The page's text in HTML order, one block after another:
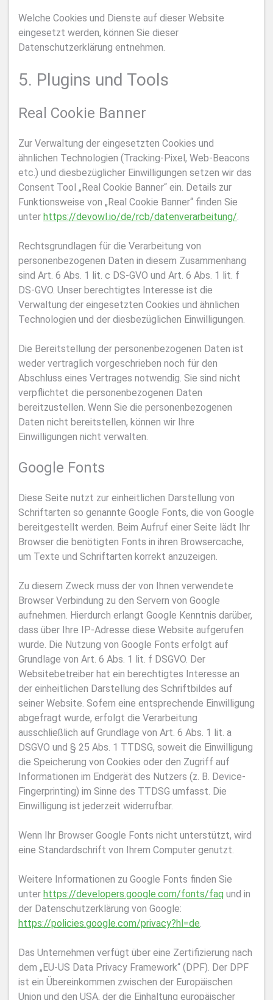
Welche Cookies und Dienste auf dieser Website
eingesetzt werden, können Sie dieser
Datenschutzerklärung entnehmen.
5. Plugins und Tools
Real Cookie Banner
Zur Verwaltung der eingesetzten Cookies und
ähnlichen Technologien (Tracking-Pixel, Web-Beacons
etc.) und diesbezüglicher Einwilligungen setzen wir das
Consent Tool „Real Cookie Banner“ ein. Details zur
Funktionsweise von „Real Cookie Banner“ finden Sie
unter https://devowl.io/de/rcb/datenverarbeitung/.
Rechtsgrundlagen für die Verarbeitung von
personenbezogenen Daten in diesem Zusammenhang
sind Art. 6 Abs. 1 lit. c DS-GVO und Art. 6 Abs. 1 lit. f
DS-GVO. Unser berechtigtes Interesse ist die
Verwaltung der eingesetzten Cookies und ähnlichen
Technologien und der diesbezüglichen Einwilligungen.
Die Bereitstellung der personenbezogenen Daten ist
weder vertraglich vorgeschrieben noch für den
Abschluss eines Vertrages notwendig. Sie sind nicht
verpflichtet die personenbezogenen Daten
bereitzustellen. Wenn Sie die personenbezogenen
Daten nicht bereitstellen, können wir Ihre
Einwilligungen nicht verwalten.
Google Fonts
Diese Seite nutzt zur einheitlichen Darstellung von
Schriftarten so genannte Google Fonts, die von Google
bereitgestellt werden. Beim Aufruf einer Seite lädt Ihr
Browser die benötigten Fonts in ihren Browsercache,
um Texte und Schriftarten korrekt anzuzeigen.
Zu diesem Zweck muss der von Ihnen verwendete
Browser Verbindung zu den Servern von Google
aufnehmen. Hierdurch erlangt Google Kenntnis darüber,
dass über Ihre IP-Adresse diese Website aufgerufen
wurde. Die Nutzung von Google Fonts erfolgt auf
Grundlage von Art. 6 Abs. 1 lit. f DSGVO. Der
Websitebetreiber hat ein berechtigtes Interesse an
der einheitlichen Darstellung des Schriftbildes auf
seiner Website. Sofern eine entsprechende Einwilligung
abgefragt wurde, erfolgt die Verarbeitung
ausschließlich auf Grundlage von Art. 6 Abs. 1 lit. a
DSGVO und § 25 Abs. 1 TTDSG, soweit die Einwilligung
die Speicherung von Cookies oder den Zugriff auf
Informationen im Endgerät des Nutzers (z. B. Device-
Fingerprinting) im Sinne des TTDSG umfasst. Die
Einwilligung ist jederzeit widerrufbar.
Wenn Ihr Browser Google Fonts nicht unterstützt, wird
eine Standardschrift von Ihrem Computer genutzt.
Weitere Informationen zu Google Fonts finden Sie
unter https://developers.google.com/fonts/faq und in
der Datenschutzerklärung von Google:
https://policies.google.com/privacy?hl=de.
Das Unternehmen verfügt über eine Zertifizierung nach
dem „EU-US Data Privacy Framework“ (DPF). Der DPF
ist ein Übereinkommen zwischen der Europäischen
Union und den USA, der die Einhaltung europäischer